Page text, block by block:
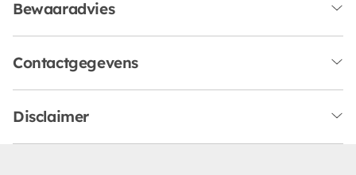
Bewaaradvies
Contactgegevens
Disclaimer